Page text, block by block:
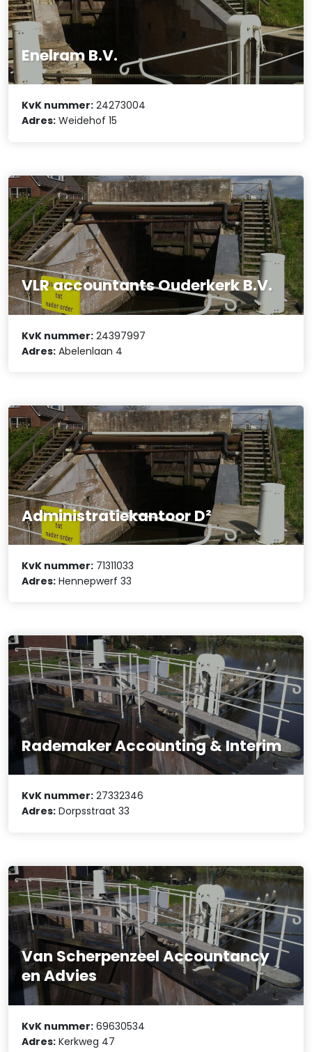
Enelram B.V.
KvK nummer: 24273004
Adres: Weidehof 15
VLR accountants Ouderkerk B.V.
KvK nummer: 24397997
Adres: Abelenlaan 4
Administratiekantoor D²
KvK nummer: 71311033
Adres: Hennepwerf 33
Rademaker Accounting & Interim
KvK nummer: 27332346
Adres: Dorpsstraat 33
Van Scherpenzeel Accountancy
en Advies
KvK nummer: 69630534
Adres: Kerkweg 47